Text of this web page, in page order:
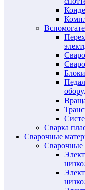
Сварка
Сварочные
Сварочные